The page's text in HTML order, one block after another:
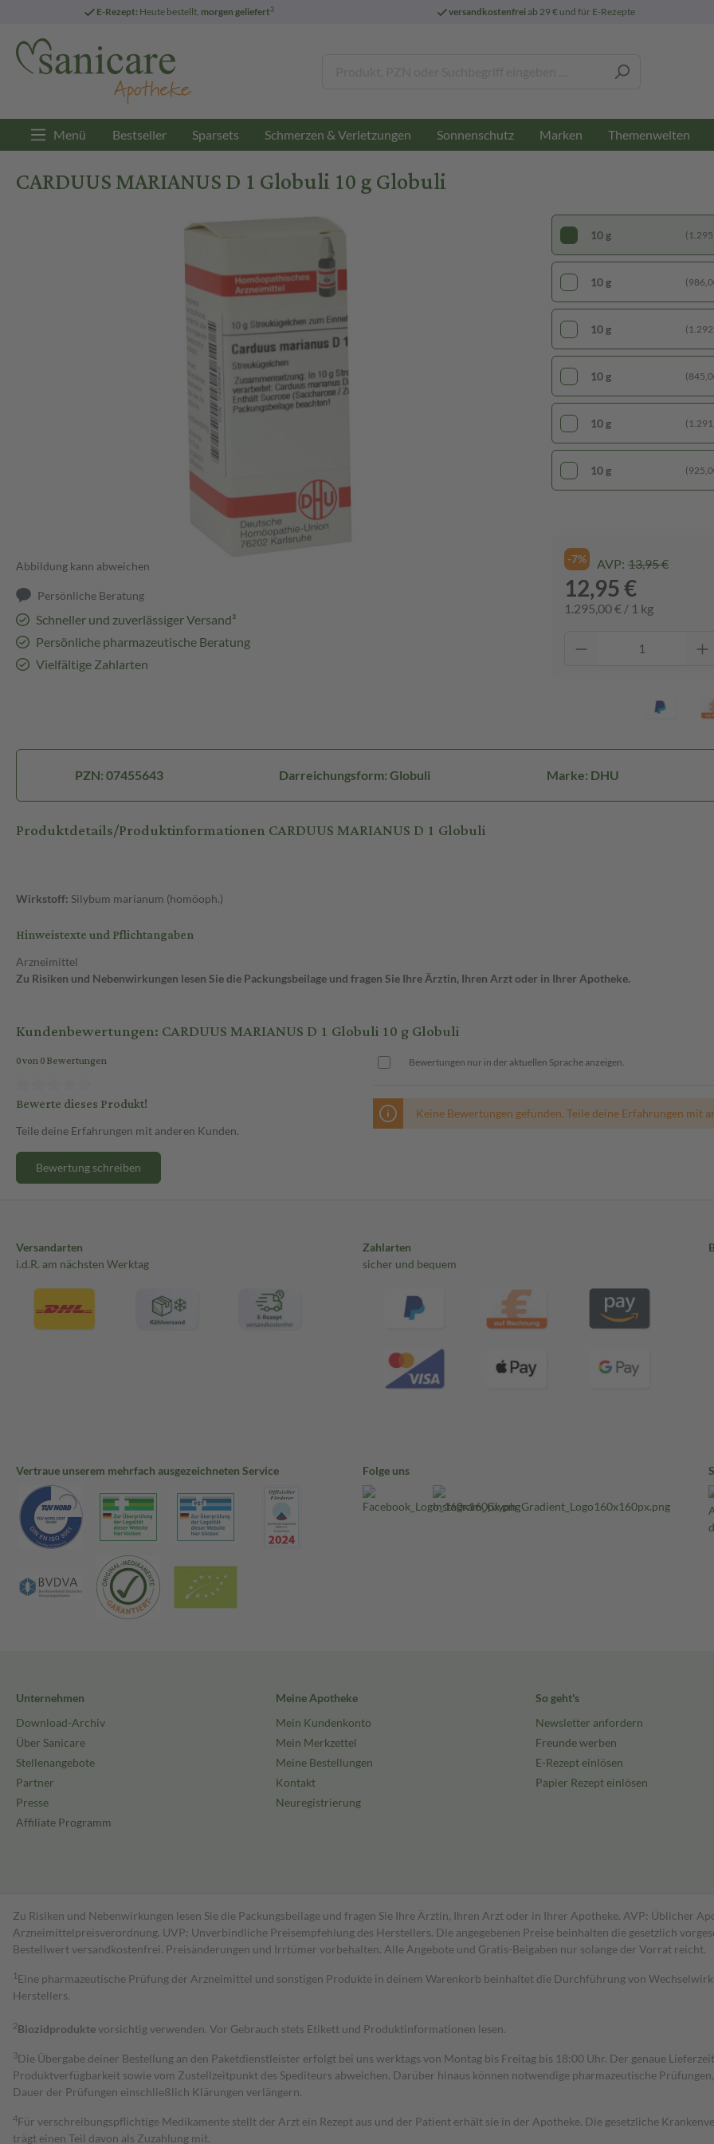
E-Rezept: Heute bestellt, morgen geliefert3 versandkostenfreiab 29 € und für E-Rezepte
Menü Bestseller Sparsets Schmerzen & Verletzungen Sonnenschutz Marken Themenwelten
CARDUUS MARIANUS D 1 Globuli 10 g Globuli
Abbildung kann abweichen
Persönliche Beratung
Schneller und zuverlässiger Versand³
Persönliche pharmazeutische Beratung
Vielfältige Zahlarten
10 g
10 g
10 g
10 g
10 g
10 g
-7% AVP: 13,95 €
12,95 €
1.295,00 € / 1 kg
PZN: 07455643 Darreichungsform: Globuli Marke: DHU
Produktdetails/Produktinformationen CARDUUS MARIANUS D 1 Globuli
Wirkstoff: Silybum marianum (homöoph.)
Hinweistexte und Pflichtangaben
Arzneimittel
Zu Risiken und Nebenwirkungen lesen Sie die Packungsbeilage und fragen Sie Ihre Ärztin, Ihren Arzt oder in Ihrer Apotheke.
Kundenbewertungen: CARDUUS MARIANUS D 1 Globuli 10 g Globuli
0 von 0 Bewertungen
Bewerte dieses Produkt!
Teile deine Erfahrungen mit anderen Kunden.
Bewertung schreiben
Bewertungen nur in der aktuellen Sprache anzeigen.
Keine Bewertungen gefunden. Teile deine Erfahrungen mit
Versandarten
i.d.R. am nächsten Werktag
Zahlarten
sicher und bequem
Vertraue unserem mehrfach ausgezeichneten Service Folge uns
Unternehmen
Download-Archiv
Über Sanicare
Stellenangebote
Partner
Presse
Affiliate Programm
Meine Apotheke
Mein Kundenkonto
Mein Merkzettel
Meine Bestellungen
Kontakt
Neuregistrierung
So geht's
Newsletter anfordern
Freunde werben
E-Rezept einlösen
Papier Rezept einlösen
Zu Risiken und Nebenwirkungen lesen Sie die Packungsbeilage und fragen Sie Ihre Ärztin, Ihren Arzt oder in Ihrer Apotheke. AVP: Üblicher
Arzneimittelpreisverordnung. UVP: Unverbindliche Preisempfehlung des Herstellers. Die angegebenen Preise beinhalten die gesetzlich
Bestell­wert versand­kosten­frei. Preisänderungen und Irrtümer vorbehalten. Alle Angebote und Gratis-Beigaben nur solange der Vorrat reicht.
1 Eine pharmazeutische Prüfung der Arzneimittel und sonstigen Produkte in deinem Warenkorb beinhaltet die Durchführung von
Herstellers.
2Biozidproduktevorsichtig verwenden. Vor Gebrauch stets Etikett und Produktinformationen lesen.
3Die Übergabe deiner Bestellung an den Paketdienstleister erfolgt bei uns werktags von Montag bis Freitag bis 18:00 Uhr. Der genaue
Produktverfügbarkeit sowie vom Zustellzeitpunkt des Spediteurs abweichen. Darüber hinaus können notwendige pharmazeutische
Dauer der Prüfungen einschließlich Klärungen verlängern.
4Für verschreibungspflichtige Medikamente stellt der Arzt ein Rezept aus und der Patient erhält sie in der Apotheke. Die gesetzliche
trägt einen Teil davon als Zuzahlung mit.